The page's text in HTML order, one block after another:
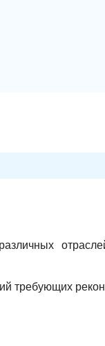
требующих